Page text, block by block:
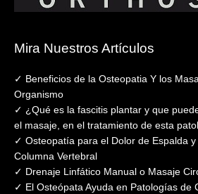
Mira Nuestros Artículos
✓ Beneficios de la Osteopatia Y los
Organismo
✓ ¿Qué es la fascitis plantar y que
el masaje, en el tratamiento de esta
✓ Osteopatía para el Dolor de Espalda
Columna Vertebral
✓ Drenaje Linfático Manual o Masaje
✓ El Osteópata Ayuda en Patologías de